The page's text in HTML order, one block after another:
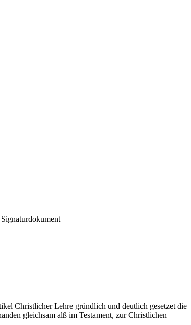
Christlicher Lehre gründlich und deutlich gesetzet die
gleichsam alß im Testament, zur Christlichen